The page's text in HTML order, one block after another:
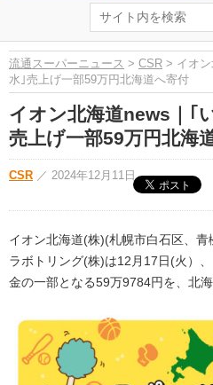
流通スーパーニュース > CSR > イオン
水｣売上げ一部59万円北海道へ寄付
イオン北海道news｜｢
売上げ一部59万円北海
CSR ／ 2024年12月11日
イオン北海道(株)(札幌市白石区、
ラボトリング(株)は12月17日(火）
金の一部となる59万9784円を、北海